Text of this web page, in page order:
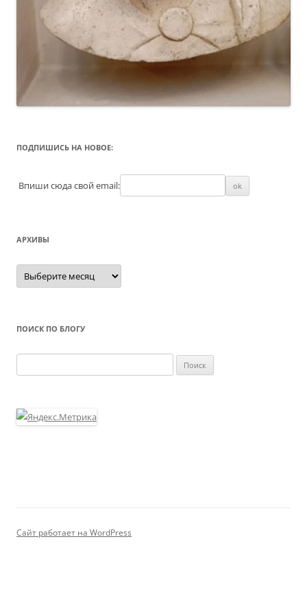
ПОДПИШИСЬ НА НОВОЕ:
Впиши сюда свой email:
АРХИВЫ
Архивы
ПОИСК ПО БЛОГУ
Сайт работает на WordPress